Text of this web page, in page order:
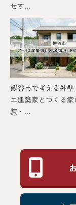
せす...
熊谷市で考える外壁
エ建築家とつくる
装・...